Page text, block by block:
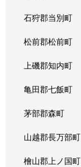
石狩郡当別町
松前郡松前町
上磯郡知内町
亀田郡七飯町
茅部郡森町
山越郡長万部町
檜山郡上ノ国町